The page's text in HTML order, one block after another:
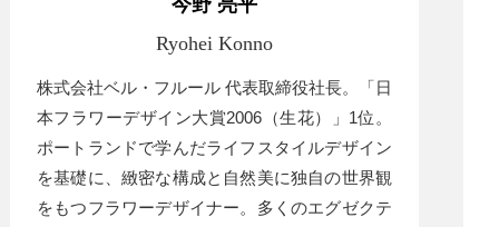
今野 亮平
Ryohei Konno
株式会社ベル・フルール 代表取締役社長。「日
本フラワーデザイン大賞2006（生花）」1位。
ポートランドで学んだライフスタイルデザイン
を基礎に、緻密な構成と自然美に独自の世界観
をもつフラワーデザイナー。多くのエグゼクテ